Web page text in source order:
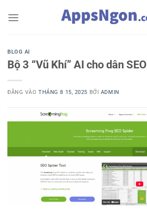
qua
BLOG AI
Bộ 3 “Vũ Khí” AI cho dân SEO
ĐĂNG VÀOTHÁNG 8 15, 2025 BỞI ADMIN